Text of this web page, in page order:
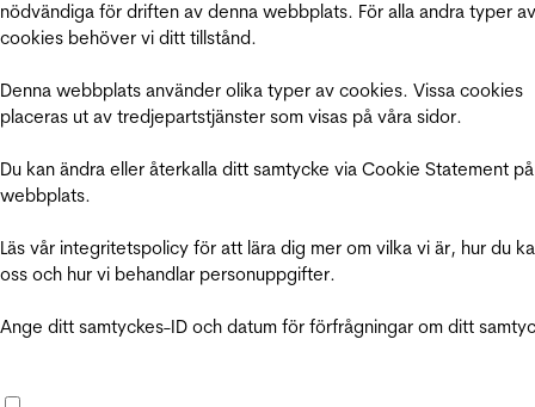
nödvändiga för driften av denna webbplats. För alla andra typer av
cookies behöver vi ditt tillstånd.
Denna webbplats använder olika typer av cookies. Vissa cookies
placeras ut av tredjepartstjänster som visas på våra sidor.
Du kan ändra eller återkalla ditt samtycke via Cookie Statement
webbplats.
Läs vår integritetspolicy för att lära dig mer om vilka vi är, hur du
oss och hur vi behandlar personuppgifter.
Ange ditt samtyckes-ID och datum för förfrågningar om ditt